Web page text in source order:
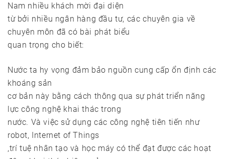
Nam nhiều khách mời đại diện
từ bởi nhiều ngân hàng đầu tư, các chuyên gia về
chuyên môn đã có bài phát biểu
quan trọng cho biết:
Nước ta hy vọng đảm bảo nguồn cung cấp ổn định các
khoáng sản
cơ bản này bằng cách thông qua sự phát triển năng
lực công nghệ khai thác trong
nước. Và việc sử dụng các công nghệ tiên tiến như
robot, Internet of Things
,trí tuệ nhân tạo và học máy có thể đạt được các hoạt